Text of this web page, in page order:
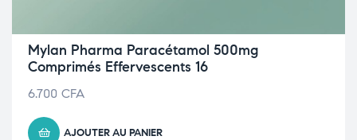
Mylan Pharma Paracétamol 500mg
Comprimés Effervescents 16
6.700 CFA
AJOUTER AU PANIER